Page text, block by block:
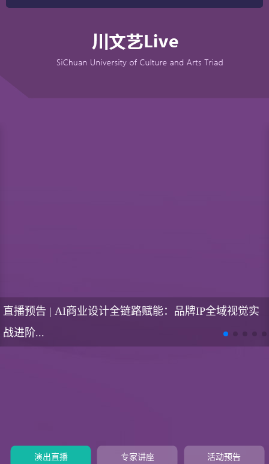
直播预告 | AI商业设计全链路赋能：品牌IP全域视觉实
战进阶...
演出直播 专家讲座 活动预告